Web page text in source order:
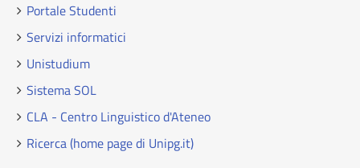
Portale Studenti
Servizi informatici
Unistudium
Sistema SOL
CLA - Centro Linguistico d'Ateneo
Ricerca (home page di Unipg.it)